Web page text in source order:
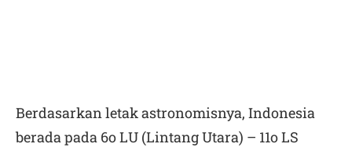
Berdasarkan letak astronomisnya, Indonesia
berada pada 6oLU (Lintang Utara) – 11oLS